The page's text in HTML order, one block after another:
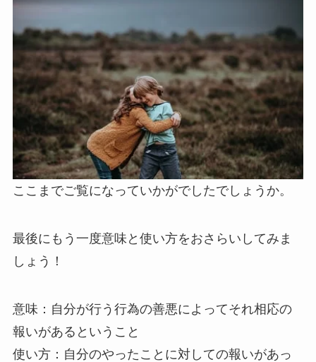
ここまでご覧になっていかがでしたでしょうか。
最後にもう一度意味と使い方をおさらいしてみま
しょう！
意味：自分が行う行為の善悪によってそれ相応の
報いがあるということ
使い方：自分のやったことに対しての報いがあっ